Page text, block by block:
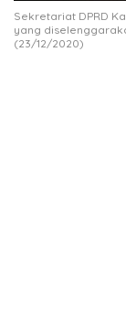
Sekretariat DPRD
yang
(23/12/2020)